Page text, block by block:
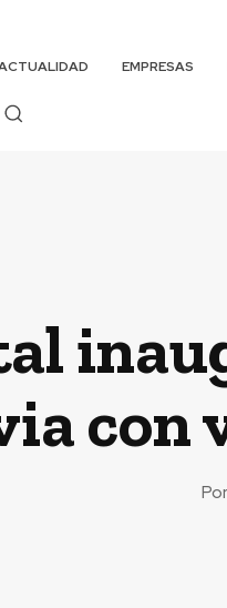
EMPRESAS
con